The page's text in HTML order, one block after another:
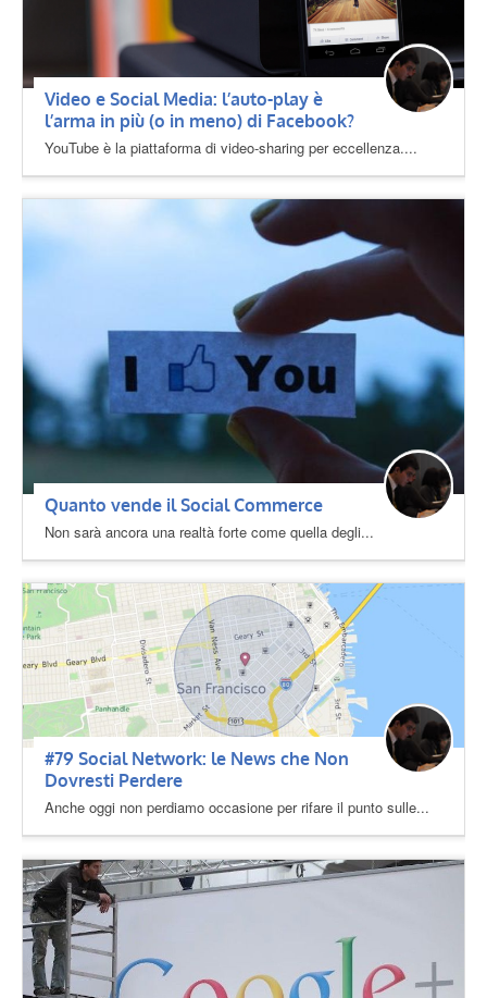
Video e Social Media: l’auto-play è
l’arma in più (o in meno) di Facebook?
YouTube è la piattaforma di video-sharing per eccellenza....
Quanto vende il Social Commerce
Non sarà ancora una realtà forte come quella degli...
#79 Social Network: le News che Non
Dovresti Perdere
Anche oggi non perdiamo occasione per rifare il punto sulle...